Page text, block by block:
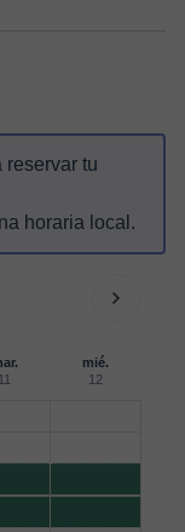
reservar tu
horaria local.
11
mié.
12